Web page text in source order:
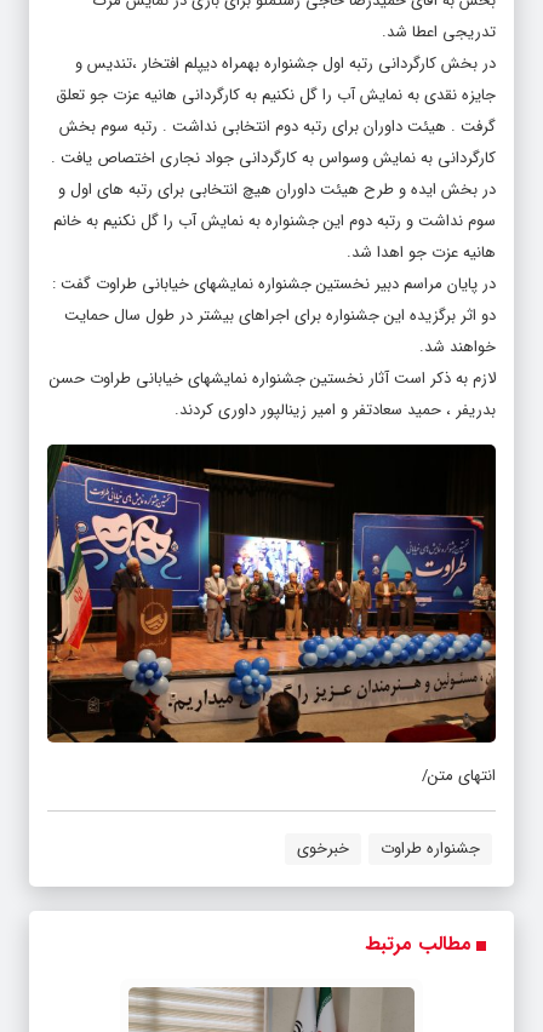
تدریجی اعطا شد.
در بخش کارگردانی رتبه اول جشنواره بهمراه دیپلم افتخار ،تندیس و
جایزه نقدی به نمایش آب را گل نکنیم به کارگردانی هانیه عزت جو تعلق
گرفت . هیئت داوران برای رتبه دوم انتخابی نداشت . رتبه سوم بخش
کارگردانی به نمایش وسواس به کارگردانی جواد نجاری اختصاص یافت .
در بخش ایده و طرح هیئت داوران هیچ انتخابی برای رتبه های اول و
سوم نداشت و رتبه دوم این جشنواره به نمایش آب را گل نکنیم به خانم
هانیه عزت جو اهدا شد.
در پایان مراسم دبیر نخستین جشنواره نمایشهای خیابانی طراوت گفت :
دو اثر برگزیده این جشنواره برای اجراهای بیشتر در طول سال حمایت
خواهند شد.
لازم به ذکر است آثار نخستین جشنواره نمایشهای خیابانی طراوت حسن
بدریفر ، حمید سعادتفر و امیر زینالپور داوری کردند.
انتهای متن/
جشنواره طراوت خبرخوی
مطالب مرتبط